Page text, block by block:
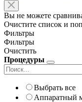
Вы не можете
Очистите список и
Фильтры
Фильтры
Очистить
Процедуры
Выбрать все
Аппаратный